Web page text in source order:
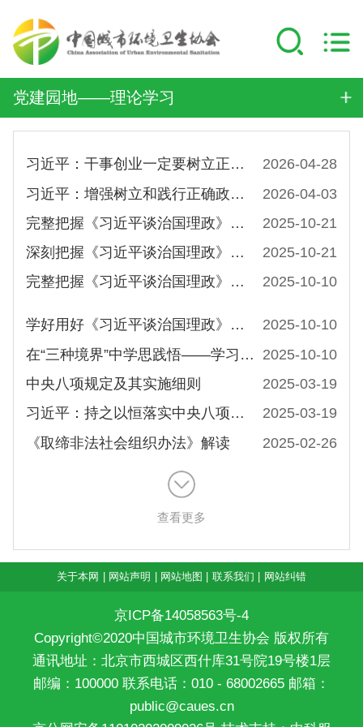
党建园地——理论学习
习近平：干事创业一定要树立正确政绩观
2026-04-28
习近平：增强树立和践行正确政绩观的思想自觉和行动自觉
2026-04-03
完整把握《习近平谈治国理政》第五卷的核心要义
2025-10-21
深刻把握《习近平谈治国理政》第五卷的理论逻辑与实践要求
2025-10-21
完整把握《习近平谈治国理政》第五卷的核心要义
2025-10-10
学好用好《习近平谈治国理政》第五卷
2025-10-10
在“三种境界”中学思践悟——学习《习近平谈治国理政》第五卷
2025-10-10
中央八项规定及其实施细则
2025-03-19
习近平：持之以恒落实中央八项规定精神
2025-03-19
《取缔非法社会组织办法》解读
2025-02-26
查看更多
关于本网 网站声明 网站地图 联系我们 网站纠错
京ICP备14058563号-4
Copyright©2020中国城市环境卫生协会 版权所有
通讯地址：北京市西城区西什库31号院19号楼1层
邮编：100000 联系电话：010 - 68002665 邮箱：
public@caues.cn